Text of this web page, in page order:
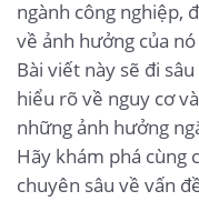
ngành công nghiệp,
về ảnh hưởng của
Bài viết này sẽ đi
hiểu rõ về nguy cơ
những ảnh hưởng
Hãy khám phá cùng
chuyên sâu về vấn